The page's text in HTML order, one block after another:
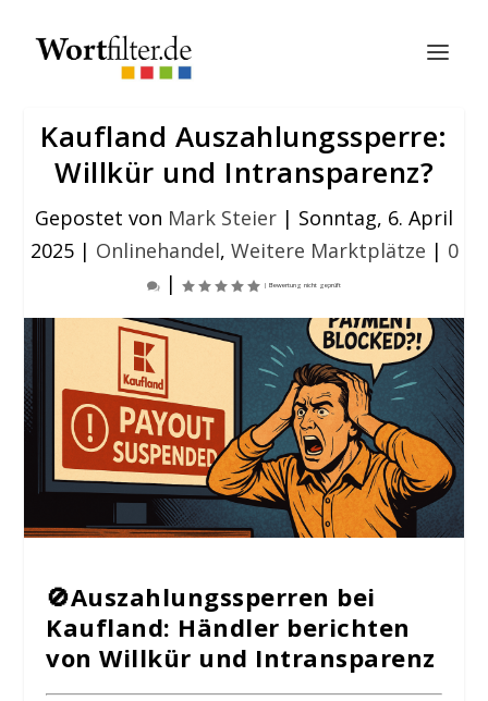
Kaufland Auszahlungssperre:
Willkür und Intransparenz?
Gepostet von Mark Steier | Sonntag, 6. April
2025| Onlinehandel, Weitere Marktplätze | 0
|
🚫Auszahlungssperren bei
Kaufland: Händler berichten
von Willkür und Intransparenz